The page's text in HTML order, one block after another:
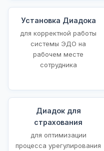
Установка Диадока
для корректной работы
системы ЭДО на
рабочем месте
сотрудника
Диадок для
страхования
для оптимизации
процесса урегулирования